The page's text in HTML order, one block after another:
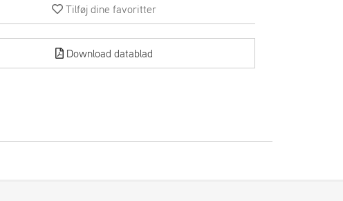
Tilføj dine favoritter
Download datablad